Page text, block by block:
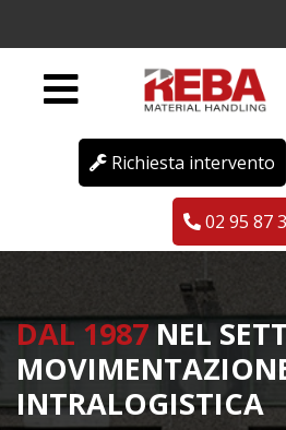
Richiesta intervento
02 95 87
DAL 1987NEL
INTRALOGISTICA